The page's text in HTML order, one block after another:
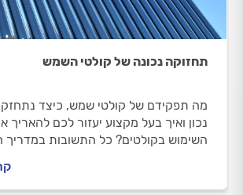
תחזוקה נכונה של קולטי השמש
מה תפקידם של קולטי שמש, כיצד
נכון ואיך בעל מקצוע יעזור לכם להאריך
השימוש בקולטים? כל התשובות במדריך